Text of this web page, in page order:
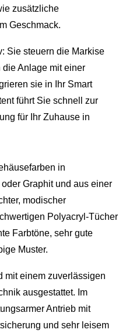
zusätzliche
Geschmack.
Sie steuern die Markise
die Anlage mit einer
sie in Ihr Smart
führt Sie schnell zur
für Ihr Zuhause in
in
Graphit und aus einer
modischer
Polyacryl-Tücher
Farbtöne, sehr gute
Muster.
mit einem zuverlässigen
ausgestattet. Im
Antrieb mit
und sehr leisem